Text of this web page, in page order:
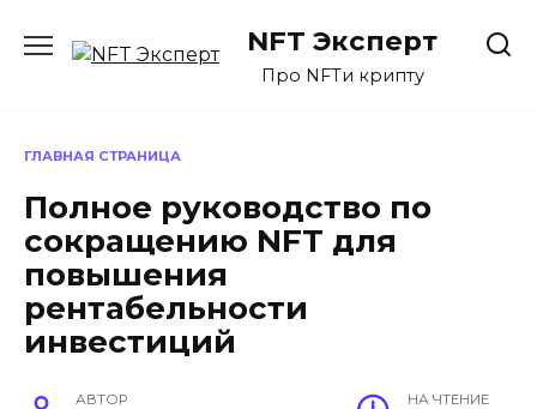
содержанию
NFT Эксперт
Про NFTи крипту
ГЛАВНАЯ СТРАНИЦА
Полное руководство по
сокращению NFT для
повышения
рентабельности
инвестиций
АВТОР НА ЧТЕНИЕ